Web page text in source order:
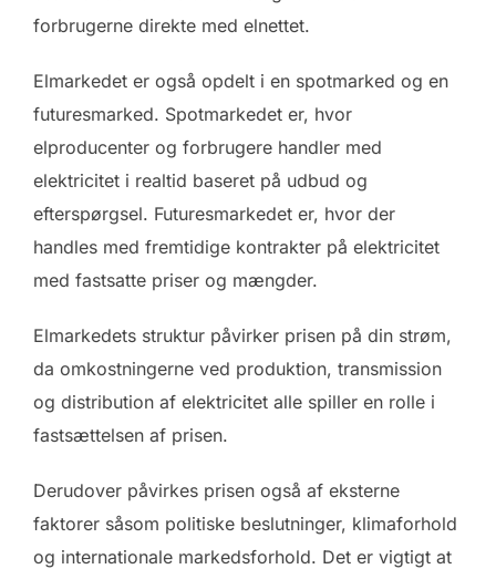
forbrugerne direkte med elnettet.
Elmarkedet er også opdelt i en spotmarked og en
futuresmarked. Spotmarkedet er, hvor
elproducenter og forbrugere handler med
elektricitet i realtid baseret på udbud og
efterspørgsel. Futuresmarkedet er, hvor der
handles med fremtidige kontrakter på elektricitet
med fastsatte priser og mængder.
Elmarkedets struktur påvirker prisen på din strøm,
da omkostningerne ved produktion, transmission
og distribution af elektricitet alle spiller en rolle i
fastsættelsen af prisen.
Derudover påvirkes prisen også af eksterne
faktorer såsom politiske beslutninger, klimaforhold
og internationale markedsforhold. Det er vigtigt at